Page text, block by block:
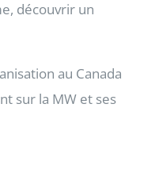
découvrir un
au Canada
sur la MW et ses